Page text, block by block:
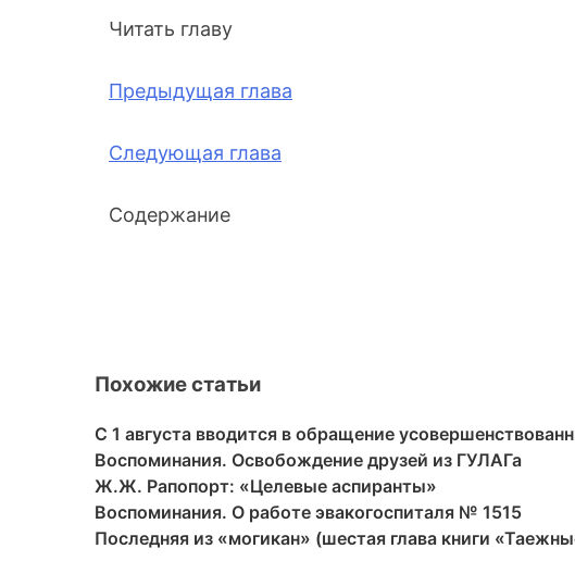
Читать главу
Предыдущая глава
Следующая глава
Содержание
Похожие статьи
С 1 августа вводится в обращение
Воспоминания. Освобождение друзей из ГУЛАГа
Ж.Ж. Рапопорт: «Целевые аспиранты»
Воспоминания. О работе эвакогоспиталя № 1515
Последняя из «могикан» (шестая глава книги